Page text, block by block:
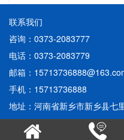
联系我们
咨询：0373-2083777
电话：0373-2083779
邮箱：
手机：15713736888
地址：河南省新乡市新乡县七